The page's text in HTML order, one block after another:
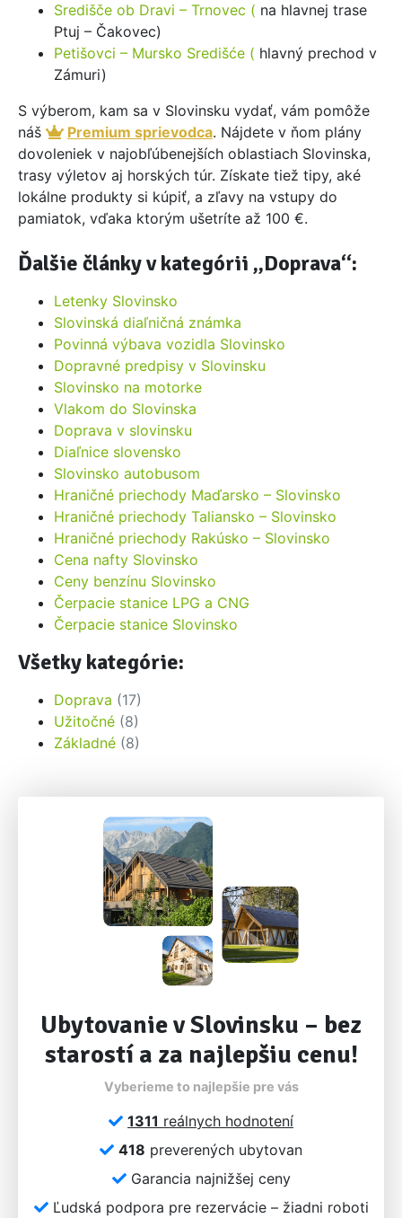
Središče ob Dravi – Trnovec ( na hlavnej trase
Ptuj – Čakovec)
Petišovci – Mursko Središće ( hlavný prechod v
Zámuri)
S výberom, kam sa v Slovinsku vydať, vám pomôže
náš
Premium sprievodca. Nájdete v ňom plány
dovoleniek v najobľúbenejších oblastiach Slovinska,
trasy výletov aj horských túr. Získate tiež tipy, aké
lokálne produkty si kúpiť, a zľavy na vstupy do
pamiatok, vďaka ktorým ušetríte až 100 €.
Ďalšie články v kategórii „Doprava“:
Letenky Slovinsko
Slovinská diaľničná známka
Povinná výbava vozidla Slovinsko
Dopravné predpisy v Slovinsku
Slovinsko na motorke
Vlakom do Slovinska
Doprava v slovinsku
Diaľnice slovensko
Slovinsko autobusom
Hraničné priechody Maďarsko – Slovinsko
Hraničné priechody Taliansko – Slovinsko
Hraničné priechody Rakúsko – Slovinsko
Cena nafty Slovinsko
Ceny benzínu Slovinsko
Čerpacie stanice LPG a CNG
Čerpacie stanice Slovinsko
Všetky kategórie:
Doprava (17)
Užitočné (8)
Základné (8)
Ubytovanie v Slovinsku – bez
starostí a za najlepšiu cenu!
Vyberieme to najlepšie pre vás
1311 reálnych hodnotení
418 preverených ubytovan
Garancia najnižšej ceny
Ľudská podpora pre rezervácie – žiadni roboti